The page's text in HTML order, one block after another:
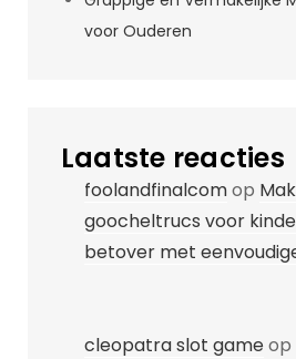
voor Ouderen
Laatste reacties
foolandfinalcomop
goocheltrucs voor
betover met
cleopatra slot gameop